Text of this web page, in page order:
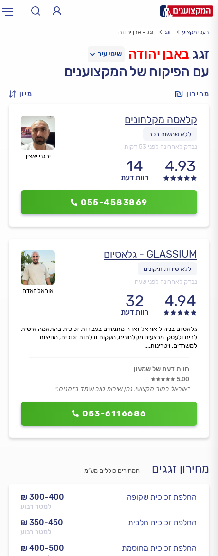
עירעיר: תל אביב, חיפה…
בעלי מקצוע זגג זגג - אבן יהודה
זגג באבן יהודה
עם הפיקוח של המקצוענים
מחירון מיון
יבגני יאצין
קלאסה מקלחונים
נבדק לאחרונה לפני 53 דקות
4.93
14
חוות דעת
055-4583869
אוראל זאדה
GLASSIUM - גלאסיום
נבדק לאחרונה לפני שעה
4.94
32
חוות דעת
053-6116686
גלאסיום בניהול אוראל זאדה מתמחים בעבודות זכוכית בהתאמה אישית
לבית ולעסק. מבצעים מקלחונים, מעקות ודלתות זכוכית, מחיצות
למשרדים, ויטרינות,...
חוות דעת של שמעון
5.00
״אוראל בחור מקצועי, נתן שירות טוב ועמד בזמנים.״
מחירון זגגים המחירים כוללים מע”מ
₪ 300-400
למטר רבוע
החלפת זכוכית שקופה
₪ 350-450
למטר רבוע
החלפת זכוכית חלבית
₪ 400-500 החלפת זכוכית מחוסמת